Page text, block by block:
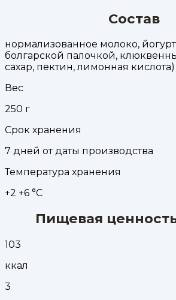
Состав
нормализованное молоко,
болгарской палочкой,
сахар, пектин, лимонная кислота)
Вес
250 г
Срок хранения
7 дней от даты производства
Температура хранения
+2 +6 °С
Пищевая
103
ккал
3